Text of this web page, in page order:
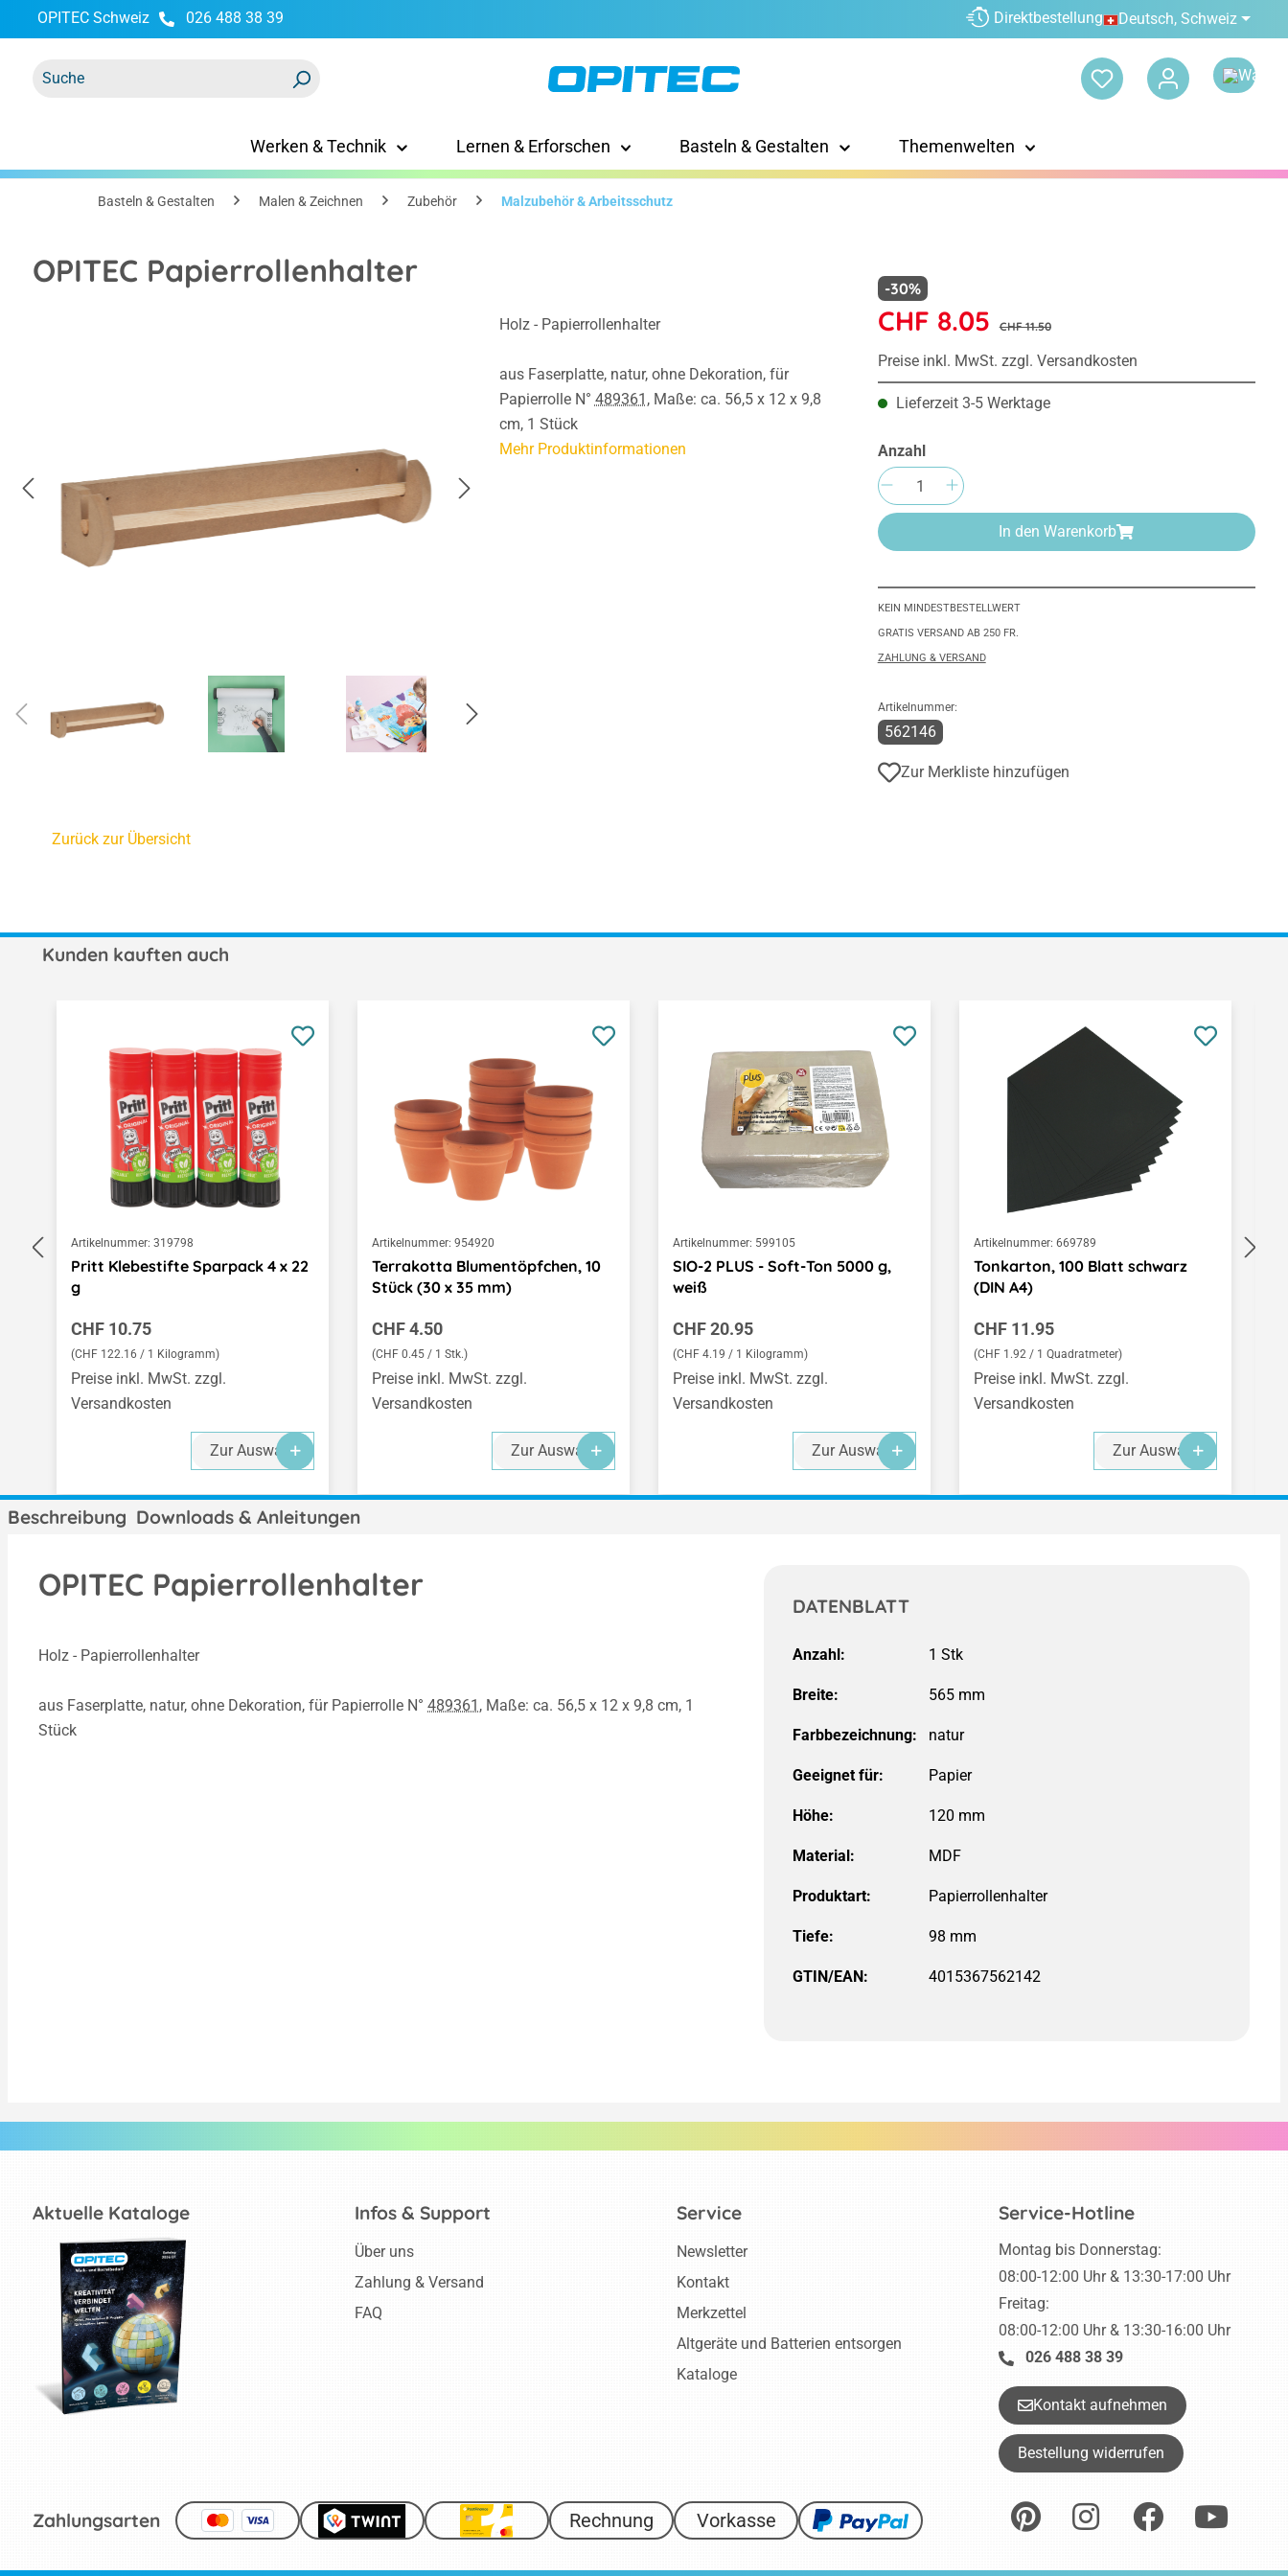
Zur Hauptnavigation springen
OPITEC Schweiz 026 488 38 39 Direktbestellung Deutsch, Schweiz
Werken & Technik Lernen & Erforschen Basteln & Gestalten Themenwelten
Basteln & Gestalten Malen & Zeichnen Zubehör Malzubehör & Arbeitsschutz
OPITEC Papierrollenhalter
Holz - Papierrollenhalter
aus Faserplatte, natur, ohne Dekoration, für
Papierrolle N° 489361 , Maße: ca. 56,5 x 12 x 9,8
cm, 1 Stück
Mehr Produktinformationen
CHF 8.05 CHF 11.50
-30%
Preise inkl. MwSt. zzgl. Versandkosten
Lieferzeit 3-5 Werktage
Anzahl
Produkt Anzahl: Gib den gewünschten
In den Warenkorb
KEIN MINDESTBESTELLWERT
GRATIS VERSAND AB 250 FR.
ZAHLUNG & VERSAND
Artikelnummer:
562146
Zur Merkliste hinzufügen
Zurück zur Übersicht
Kunden kauften auch
Artikelnummer: 319798
Pritt Klebestifte Sparpack 4 x 22
g
Regulärer Preis:
CHF 10.75
(CHF 122.16 / 1 Kilogramm)
Preise inkl. MwSt. zzgl.
Versandkosten
Zur Auswahl
Artikelnummer: 954920
Terrakotta Blumentöpfchen, 10
Stück (30 x 35 mm)
Regulärer Preis:
CHF 4.50
(CHF 0.45 / 1 Stk.)
Preise inkl. MwSt. zzgl.
Versandkosten
Zur Auswahl
Artikelnummer: 599105
SIO-2 PLUS - Soft-Ton 5000 g,
weiß
Regulärer Preis:
CHF 20.95
(CHF 4.19 / 1 Kilogramm)
Preise inkl. MwSt. zzgl.
Versandkosten
Zur Auswahl
Artikelnummer: 669789
Tonkarton, 100 Blatt schwarz
(DIN A4)
Regulärer Preis:
CHF 11.95
(CHF 1.92 / 1 Quadratmeter)
Preise inkl. MwSt. zzgl.
Versandkosten
Zur Auswahl
Beschreibung Downloads & Anleitungen
OPITEC Papierrollenhalter
Holz - Papierrollenhalter
aus Faserplatte, natur, ohne Dekoration, für Papierrolle N° 489361 , Maße: ca. 56,5 x 12 x 9,8 cm, 1
Stück
DATENBLATT
Anzahl:
Breite: 565 mm
Farbbezeichnung:
Geeignet für:
Höhe:
Material:
Produktart:
Tiefe: 98 mm
GTIN/EAN: 4015367562142
Aktuelle Kataloge Service-Hotline
Montag bis Donnerstag:
08:00-12:00 Uhr & 13:30-17:00 Uhr
Freitag:
08:00-12:00 Uhr & 13:30-16:00 Uhr
026 488 38 39
Kontakt aufnehmen
Bestellung widerrufen
Infos & Support
Über uns
Zahlung & Versand
FAQ
Service
Newsletter
Kontakt
Merkzettel
Altgeräte und Batterien entsorgen
Kataloge
Zahlungsarten Rechnung Vorkasse